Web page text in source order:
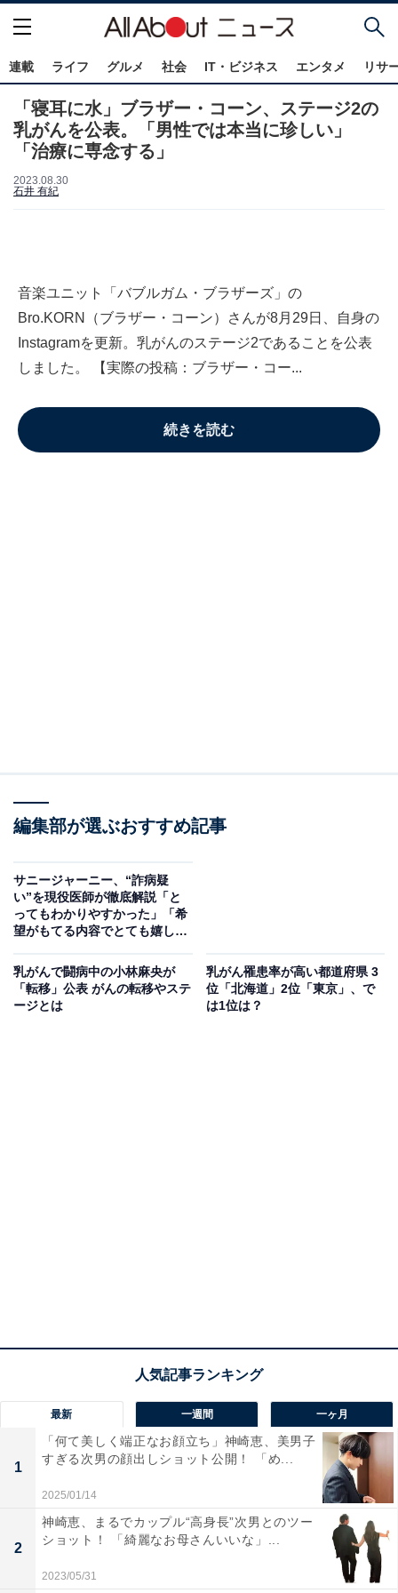
連載 ライフ グルメ 社会 IT・ビジネス エンタメ リサ
「寝耳に水」ブラザー・コーン、ステージ2の
乳がんを公表。「男性では本当に珍しい」
「治療に専念する」
2023.08.30
石井 有紀
音楽ユニット「バブルガム・ブラザーズ」の
Bro.KORN（ブラザー・コーン）さんが8月29日、自身の
Instagramを更新。乳がんのステージ2であることを公表
しました。 【実際の投稿：ブラザー・コー...
続きを読む
編集部が選ぶおすすめ記事
サニージャーニー、“詐病疑
い”を現役医師が徹底解説「と
ってもわかりやすかった」「希
望がもてる内容でとても嬉し
乳がんで闘病中の小林麻央が
「転移」公表 がんの転移やステ
ージとは
乳がん罹患率が高い都道府県 3
位「北海道」2位「東京」、で
は1位は？
最新 一週間 一ヶ月
1
「何て美しく端正なお顔立ち」神崎恵、美男子
すぎる次男の顔出しショット公開！ 「め...
2025/01/14
2
神崎恵、まるでカップル“高身長”次男とのツー
ショット！ 「綺麗なお母さんいいな」...
2023/05/31